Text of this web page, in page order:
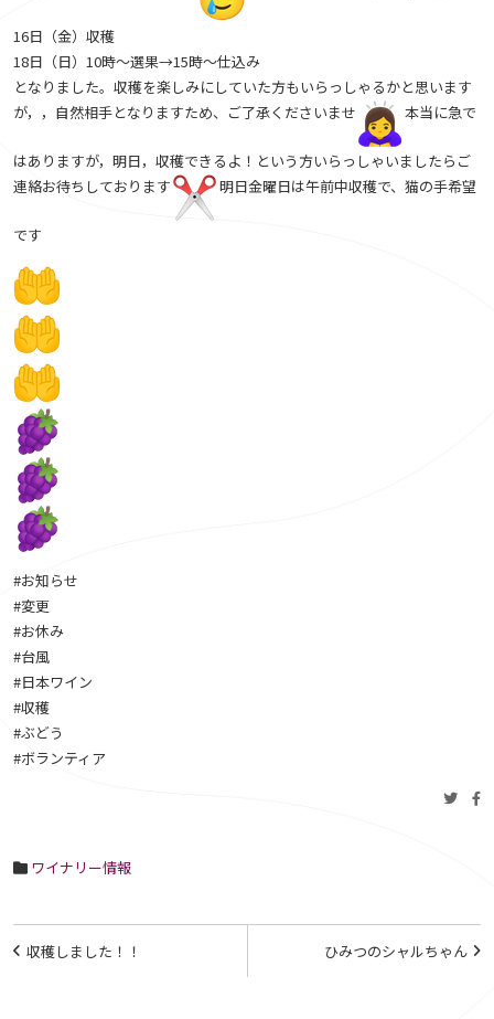
16日（金）収穫
18日（日）10時〜選果→15時〜仕込み
となりました。収穫を楽しみにしていた方もいらっしゃるかと思います
が，，自然相手となりますため、ご了承くださいませ
本当に急で
はありますが，明日，収穫できるよ！という方いらっしゃいましたらご
連絡お待ちしております
明日金曜日は午前中収穫で、猫の手希望
です
#お知らせ
#変更
#お休み
#台風
#日本ワイン
#収穫
#ぶどう
#ボランティア
ワイナリー情報
投
ひみつのシャルちゃん
収穫しました！！